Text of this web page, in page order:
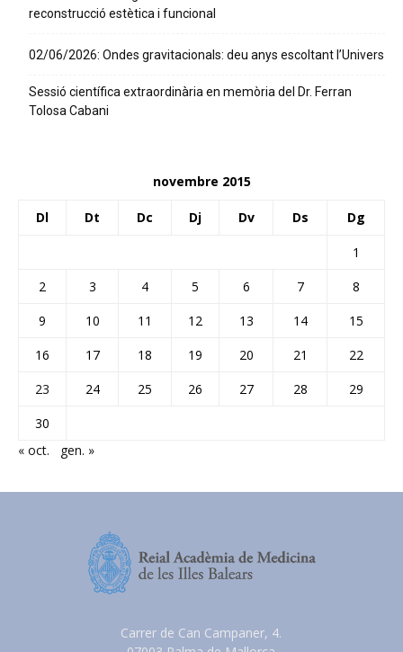
reconstrucció estètica i funcional
02/06/2026: Ondes gravitacionals: deu anys escoltant l’Univers
Sessió científica extraordinària en memòria del Dr. Ferran
Tolosa Cabani
novembre 2015
Dl Dt Dc Dj Dv Ds Dg
1
2
3 4 5 6 7
8
9
10 11 12 13 14
15
16
17 18 19 20 21
22
23
24 25 26 27 28
29
30
« oct.
gen. »
Carrer de Can Campaner, 4.